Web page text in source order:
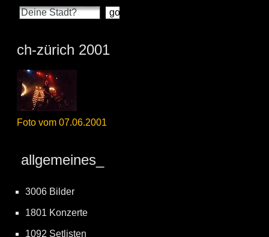
ch-zürich 2001
Foto vom 07.06.2001
allgemeines_
3006 Bilder
1801 Konzerte
1092 Setlisten